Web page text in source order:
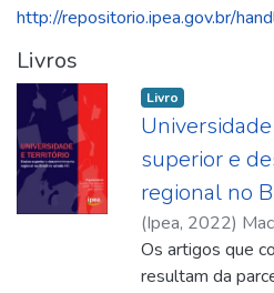
http://repositorio.ipea.gov.br/
Livros
Livro
superior e
regional no
(Ipea, 2022)
Monteiro Neto,
Jorge;Aristides
Os artigos que
resultam da